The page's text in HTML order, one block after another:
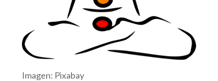
Imagen: Pixabay